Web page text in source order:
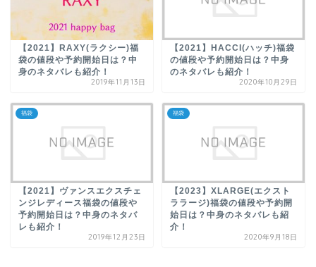
【2021】RAXY(ラクシー)福
袋の値段や予約開始日は？中
身のネタバレも紹介！
2019年11月13日
【2021】HACCI(ハッチ)福袋
の値段や予約開始日は？中身
のネタバレも紹介！
2020年10月29日
福袋
【2021】ヴァンスエクスチェ
ンジレディース福袋の値段や
予約開始日は？中身のネタバ
レも紹介！
2019年12月23日
福袋
【2023】XLARGE(エクスト
ララージ)福袋の値段や予約開
始日は？中身のネタバレも紹
介！
2020年9月18日